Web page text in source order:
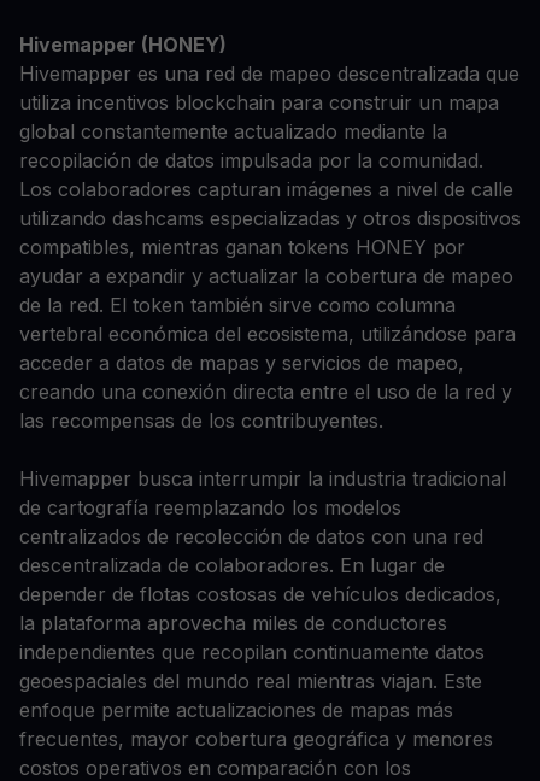
Hivemapper (HONEY)
Hivemapper es una red de mapeo descentralizada que
utiliza incentivos blockchain para construir un mapa
global constantemente actualizado mediante la
recopilación de datos impulsada por la comunidad.
Los colaboradores capturan imágenes a nivel de calle
utilizando dashcams especializadas y otros dispositivos
compatibles, mientras ganan tokens HONEY por
ayudar a expandir y actualizar la cobertura de mapeo
de la red. El token también sirve como columna
vertebral económica del ecosistema, utilizándose para
acceder a datos de mapas y servicios de mapeo,
creando una conexión directa entre el uso de la red y
las recompensas de los contribuyentes.
Hivemapper busca interrumpir la industria tradicional
de cartografía reemplazando los modelos
centralizados de recolección de datos con una red
descentralizada de colaboradores. En lugar de
depender de flotas costosas de vehículos dedicados,
la plataforma aprovecha miles de conductores
independientes que recopilan continuamente datos
geoespaciales del mundo real mientras viajan. Este
enfoque permite actualizaciones de mapas más
frecuentes, mayor cobertura geográfica y menores
costos operativos en comparación con los